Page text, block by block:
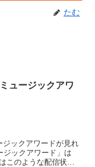
たむ
ュージックアワ
ジックアワードが見れ
ジックアワード」は
このような配信状況